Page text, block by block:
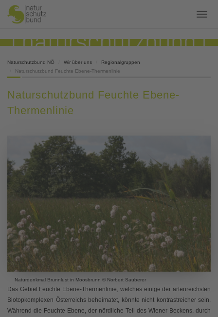
Naturschutzbund NÖ Wir über uns
Regionalgruppen
Naturschutzbund Feuchte Ebene-Thermenlinie
Naturschutzbund Feuchte Ebene-
Thermenlinie
Naturdenkmal Brunnlust in Moosbrunn © Norbert Sauberer
Das Gebiet Feuchte Ebene-Thermenlinie, welches einige der artenreichsten
Biotopkomplexen Österreichs beheimatet, könnte nicht kontrastreicher sein.
Während die Feuchte Ebene, der nördliche Teil des Wiener Beckens, durch